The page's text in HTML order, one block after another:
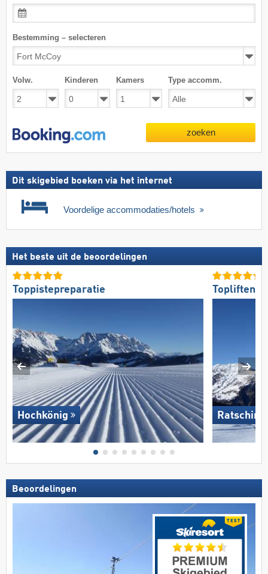
Bestemming – selecteren
Volw. Kinderen Kamers Type accomm.
zoeken
Dit skigebied boeken via het internet
Voordelige accommodaties/hotels
Het beste uit de beoordelingen
Toppistepreparatie
Hochkönig
Topliften
Beoordelingen